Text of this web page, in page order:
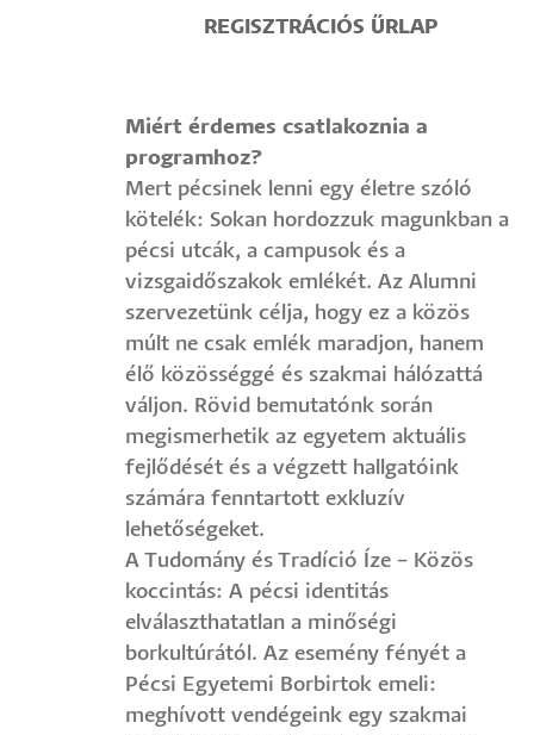
REGISZTRÁCIÓS ŰRLAP
Miért érdemes csatlakoznia a
programhoz?
Mert pécsinek lenni egy életre szóló
kötelék: Sokan hordozzuk magunkban a
pécsi utcák, a campusok és a
vizsgaidőszakok emlékét. Az Alumni
szervezetünk célja, hogy ez a közös
múlt ne csak emlék maradjon, hanem
élő közösséggé és szakmai hálózattá
váljon. Rövid bemutatónk során
megismerhetik az egyetem aktuális
fejlődését és a végzett hallgatóink
számára fenntartott exkluzív
lehetőségeket.
A Tudomány és Tradíció Íze – Közös
koccintás: A pécsi identitás
elválaszthatatlan a minőségi
borkultúrától. Az esemény fényét a
Pécsi Egyetemi Borbirtok emeli:
meghívott vendégeink egy szakmai